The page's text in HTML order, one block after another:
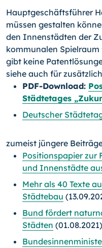
Hauptgeschäftsführer
müssen gestalten
den Innenstädten der
kommunalen
gibt keine
siehe auch für
PDF-Download:
Städtetages
Deutscher
zumeist jüngere
Positionspapier zur
und Innenstädte
Mehr als 40 Texte
Städtebau
Bund fördert
Städten (01.08.2021)